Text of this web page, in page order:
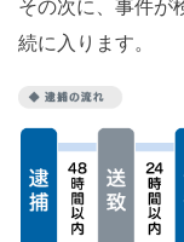
その次に、事件が
続に入ります。